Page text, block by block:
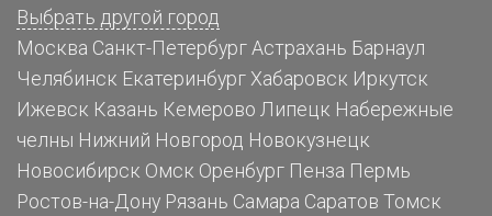
Выбрать другой город
Москва Санкт-Петербург Астрахань Барнаул
Челябинск Екатеринбург Хабаровск Иркутск
Ижевск Казань Кемерово Липецк Набережные
челны Нижний Новгород Новокузнецк
Новосибирск Омск Оренбург Пенза Пермь
Ростов-на-Дону Рязань Самара Саратов Томск